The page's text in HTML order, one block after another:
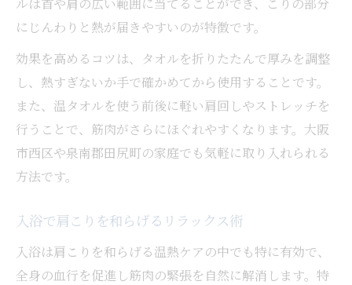
にじんわりと熱が届きやすいのが特徴です。
効果を高めるコツは、タオルを折りたたんで厚みを調整
し、熱すぎないか手で確かめてから使用することです。
また、温タオルを使う前後に軽い肩回しやストレッチを
行うことで、筋肉がさらにほぐれやすくなります。大阪
市西区や泉南郡田尻町の家庭でも気軽に取り入れられる
方法です。
入浴で肩こりを和らげるリラックス術
入浴は肩こりを和らげる温熱ケアの中でも特に有効で、
全身の血行を促進し筋肉の緊張を自然に解消します。特